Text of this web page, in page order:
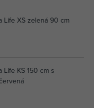
Life XS zelená 90 cm
Life KS 150 cm s